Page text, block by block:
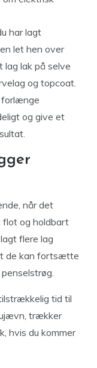
har lagt
let hen over
lak på selve
og topcoat.
forlænge
og give et
når det
flot og holdbart
flere lag
de kan fortsætte
tid til
ujævn, trækker
hvis du kommer